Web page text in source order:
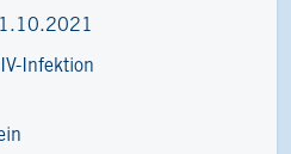
Infektion